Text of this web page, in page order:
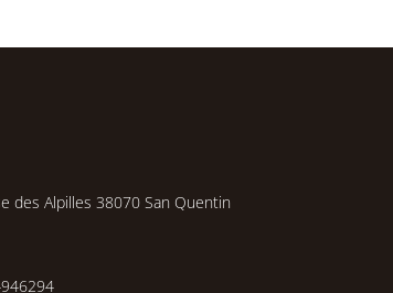
des Alpilles 38070 San Quentin